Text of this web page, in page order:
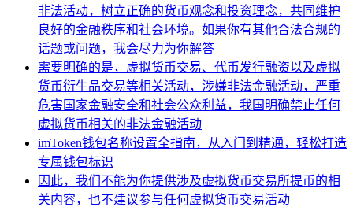
非法活动，树立正确的货币观念和投资理念，共同维护
良好的金融秩序和社会环境。如果你有其他合法合规的
话题或问题，我会尽力为你解答
需要明确的是，虚拟货币交易、代币发行融资以及虚拟
货币衍生品交易等相关活动，涉嫌非法金融活动，严重
危害国家金融安全和社会公众利益，我国明确禁止任何
虚拟货币相关的非法金融活动
imToken钱包名称设置全指南，从入门到精通，轻松打造
专属钱包标识
因此，我们不能为你提供涉及虚拟货币交易所提币的相
关内容，也不建议参与任何虚拟货币交易活动